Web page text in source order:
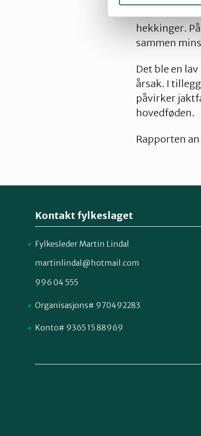
hekkinger.
sammen
Det ble en
årsak. I
påvirker
hovedføden.
Rapporten
Kontakt fylkeslaget
Fylkesleder Martin Lindal
martinlindal@hotmail.com
996 04 555
Organisasjons# 970492283
Konto# 9365 15 88969